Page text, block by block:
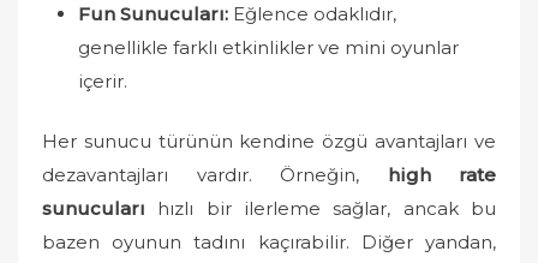
Fun Sunucuları: Eğlence odaklıdır,
genellikle farklı etkinlikler ve mini oyunlar
içerir.
Her sunucu türünün kendine özgü avantajları ve
dezavantajları vardır. Örneğin, high rate
sunucuları hızlı bir ilerleme sağlar, ancak bu
bazen oyunun tadını kaçırabilir. Diğer yandan,